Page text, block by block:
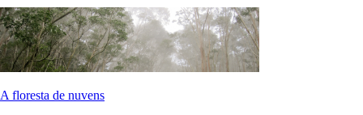
A floresta de nuvens